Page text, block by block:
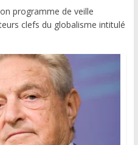
programme de veille
clefs du globalisme intitulé